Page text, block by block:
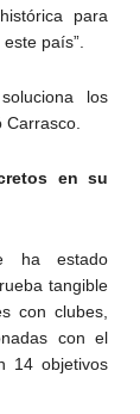
para
país”.
los
en su
ha estado
tangible
con clubes,
con el
14 objetivos